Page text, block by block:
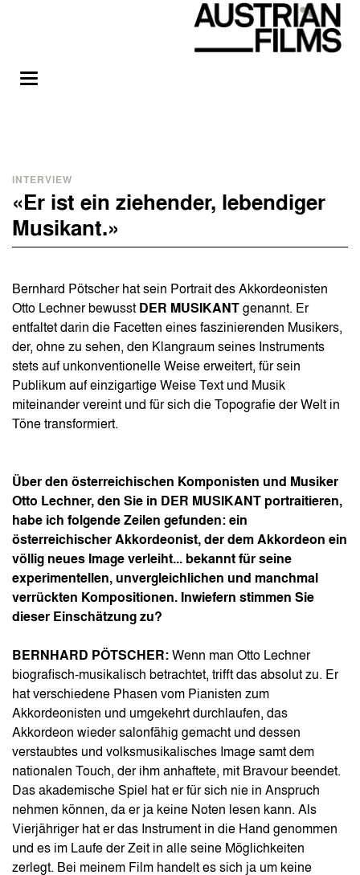
INTERVIEW
«Er ist ein ziehender, lebendiger
Musikant.»
Bernhard Pötscher hat sein Portrait des Akkordeonisten
Otto Lechner bewusst DER MUSIKANT genannt. Er
entfaltet darin die Facetten eines faszinierenden Musikers,
der, ohne zu sehen, den Klangraum seines Instruments
stets auf unkonventionelle Weise erweitert, für sein
Publikum auf einzigartige Weise Text und Musik
miteinander vereint und für sich die Topografie der Welt in
Töne transformiert.
Über den österreichischen Komponisten und Musiker
Otto Lechner, den Sie in DER MUSIKANT portraitieren,
habe ich folgende Zeilen gefunden: ein
österreichischer Akkordeonist, der dem Akkordeon ein
völlig neues Image verleiht... bekannt für seine
experimentellen, unvergleichlichen und manchmal
verrückten Kompositionen. Inwiefern stimmen Sie
dieser Einschätzung zu?
BERNHARD PÖTSCHER: Wenn man Otto Lechner
biografisch-musikalisch betrachtet, trifft das absolut zu. Er
hat verschiedene Phasen vom Pianisten zum
Akkordeonisten und umgekehrt durchlaufen, das
Akkordeon wieder salonfähig gemacht und dessen
verstaubtes und volksmusikalisches Image samt dem
nationalen Touch, der ihm anhaftete, mit Bravour beendet.
Das akademische Spiel hat er für sich nie in Anspruch
nehmen können, da er ja keine Noten lesen kann. Als
Vierjähriger hat er das Instrument in die Hand genommen
und es im Laufe der Zeit in alle seine Möglichkeiten
zerlegt. Bei meinem Film handelt es sich ja um keine